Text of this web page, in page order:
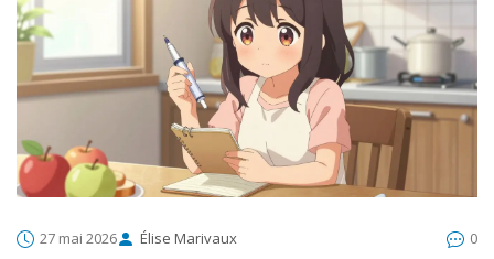
27 mai 2026 Élise Marivaux 0